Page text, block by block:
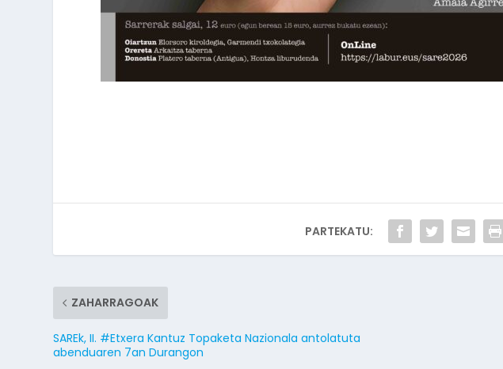
PARTEKATU:
ZAHARRAGOAK
SAREk, II. #Etxera Kantuz Topaketa Nazionala antolatuta
abenduaren 7an Durangon